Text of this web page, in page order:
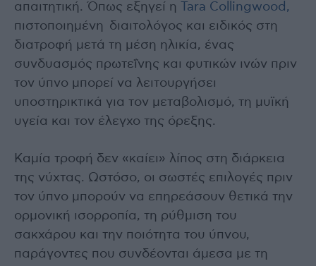
απαιτητική. Όπως εξηγεί η
Tara Collingwood,
πιστοποιημένη διαιτολόγος και ειδικός στη
διατροφή μετά τη μέση ηλικία, ένας
συνδυασμός πρωτεΐνης και φυτικών ινών πριν
τον ύπνο μπορεί να λειτουργήσει
υποστηρικτικά για τον μεταβολισμό, τη μυϊκή
υγεία και τον έλεγχο της όρεξης.
Καμία τροφή δεν «καίει» λίπος στη διάρκεια
της νύχτας. Ωστόσο, οι σωστές επιλογές πριν
τον ύπνο μπορούν να επηρεάσουν θετικά την
ορμονική ισορροπία, τη ρύθμιση του
σακχάρου και την ποιότητα του ύπνου,
παράγοντες που συνδέονται άμεσα με τη